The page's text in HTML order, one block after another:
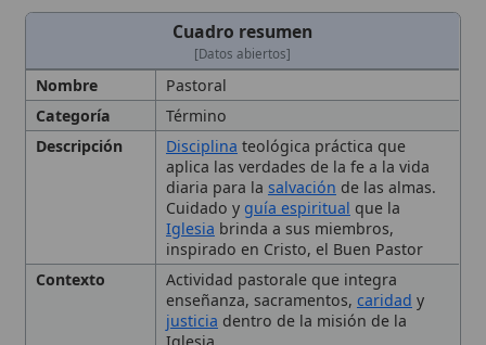
Nombre
Pastoral
Término
Descripción Disciplinateológica práctica que
aplica las verdades de la fe a la vida
diaria para lasalvaciónde las almas.
Cuidado yguía espiritual
Iglesiabrinda a sus miembros,
inspirado en Cristo, el Buen Pastor
Actividad pastorale que integra
enseñanza, sacramentos,caridady
justiciadentro de la misión de la
Iglesia.
Contexto
Bíblico
Basado en pasajes como Mt 10,6-ss.,
Mc 6,8-ss., Lc 9,3-ss., 10,4-ss., 22,35 y
en las cartas pastorales deSan Pablo
a Timoteo y Tito.